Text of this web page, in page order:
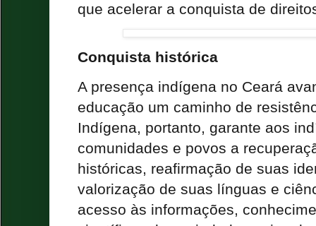
que acelerar a conquista de
Conquista histórica
A presença indígena no Ceará
educação um caminho de
Indígena, portanto, garante aos
comunidades e povos a
históricas, reafirmação de suas
valorização de suas línguas e
acesso às informações,